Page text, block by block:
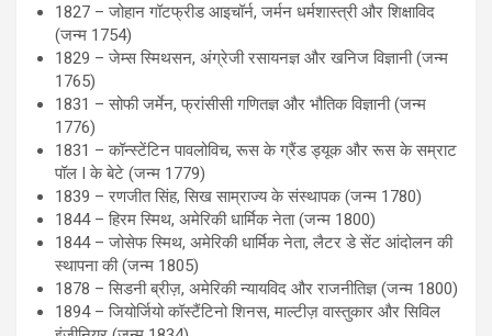
1827 – जोहान गॉटफ्रीड आइचॉर्न, जर्मन धर्मशास्त्री और शिक्षाविद
(जन्म 1754)
1829 – जेम्स स्मिथसन, अंग्रेजी रसायनज्ञ और खनिज विज्ञानी (जन्म
1765)
1831 – सोफी जर्मेन, फ्रांसीसी गणितज्ञ और भौतिक विज्ञानी (जन्म
1776)
1831 – कॉन्स्टेंटिन पावलोविच, रूस के ग्रैंड ड्यूक और रूस के सम्राट
पॉल I के बेटे (जन्म 1779)
1839 – रणजीत सिंह, सिख साम्राज्य के संस्थापक (जन्म 1780)
1844 – हिरम स्मिथ, अमेरिकी धार्मिक नेता (जन्म 1800)
1844 – जोसेफ स्मिथ, अमेरिकी धार्मिक नेता, लैटर डे सेंट आंदोलन की
स्थापना की (जन्म 1805)
1878 – सिडनी ब्रीज़, अमेरिकी न्यायविद और राजनीतिज्ञ (जन्म 1800)
1894 – जियोर्जियो कॉस्टैंटिनो शिनस, माल्टीज़ वास्तुकार और सिविल